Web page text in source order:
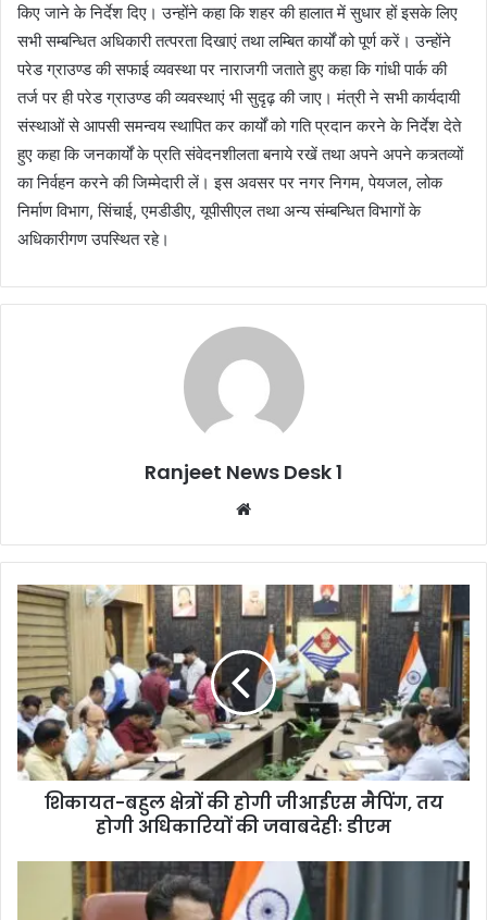
किए जाने के निर्देश दिए। उन्होंने कहा कि शहर की हालात में सुधार हों इसके लिए
सभी सम्बन्धित अधिकारी तत्परता दिखाएं तथा लम्बित कार्यों को पूर्ण करें। उन्होंने
परेड ग्राउण्ड की सफाई व्यवस्था पर नाराजगी जताते हुए कहा कि गांधी पार्क की
तर्ज पर ही परेड ग्राउण्ड की व्यवस्थाएं भी सुदृढ़ की जाए। मंत्री ने सभी कार्यदायी
संस्थाओं से आपसी समन्वय स्थापित कर कार्यों को गति प्रदान करने के निर्देश देते
हुए कहा कि जनकार्यों के प्रति संवेदनशीलता बनाये रखें तथा अपने अपने कत्र्तव्यों
का निर्वहन करने की जिम्मेदारी लें। इस अवसर पर नगर निगम, पेयजल, लोक
निर्माण विभाग, सिंचाई, एमडीडीए, यूपीसीएल तथा अन्य संम्बन्धित विभागों के
अधिकारीगण उपस्थित रहे।
Ranjeet News Desk 1
te
शिकायत-बहुल क्षेत्रों की होगी जीआईएस मैपिंग, तय
होगी अधिकारियों की जवाबदेहीः डीएम